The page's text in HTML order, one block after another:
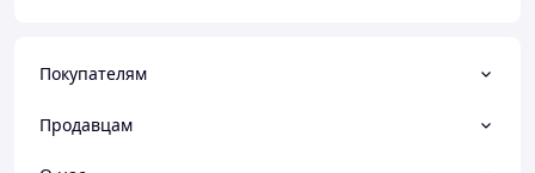
Покупателям
Продавцам